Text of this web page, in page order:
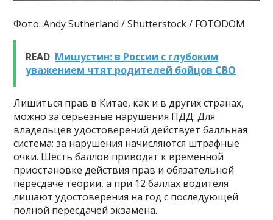
Фото: Andy Sutherland / Shutterstock / FOTODOM
READ Мишустин: в России с глубоким
уважением чтят родителей бойцов СВО
Лишиться прав в Китае, как и в других странах,
можно за серьезные нарушения ПДД. Для
владельцев удостоверений действует балльная
система: за нарушения начисляются штрафные
очки. Шесть баллов приводят к временной
приостановке действия прав и обязательной
пересдаче теории, а при 12 баллах водителя
лишают удостоверения на год с последующей
полной пересдачей экзамена.